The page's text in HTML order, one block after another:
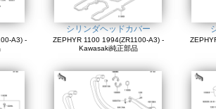
A3) -
シリンダヘッドカバー
ZEPHYR 1100 1994(ZR1100-A3) -
Kawasaki純正部品